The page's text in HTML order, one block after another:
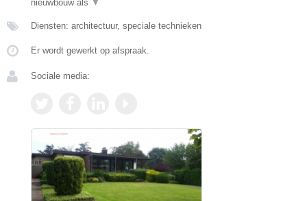
nieuwbouw als ▼
Diensten: architectuur, speciale technieken
Er wordt gewerkt op afspraak.
Sociale media: